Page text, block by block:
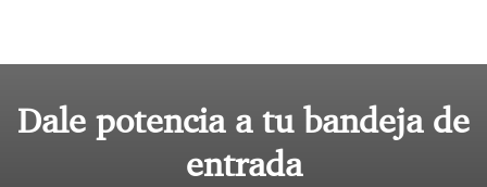
Dale potencia a tu bandeja de
entrada